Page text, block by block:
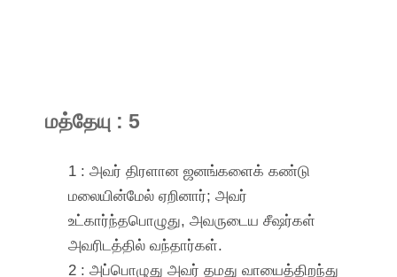
மத்தேயு : 5
1 : அவர் திரளான ஜனங்களைக் கண்டு
மலையின்மேல் ஏறினார்; அவர்
உட்கார்ந்தபொழுது, அவருடைய சீஷர்கள்
அவரிடத்தில் வந்தார்கள்.
2 : அப்பொழுது அவர் தமது வாயைத்திறந்து